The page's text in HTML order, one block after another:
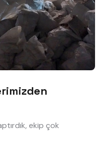
ekip çok